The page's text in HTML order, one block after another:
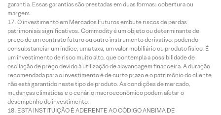
garantia. Essas garantias são prestadas em duas formas: cobertura ou
margem.
O investimento em Mercados Futuros embute riscos de perdas
patrimoniais significativos. Commodity é um objeto ou determinante de
preço de um contrato futuro ou outro instrumento derivativo, podendo
consubstanciar um índice, uma taxa, um valor mobiliário ou produto físico. É
um investimento de risco muito alto, que contempla a possibilidade de
oscilação de preço devido à utilização de alavancagem financeira. A duração
recomendada para o investimento é de curto prazo e o patrimônio do cliente
não está garantido neste tipo de produto. As condições de mercado,
mudanças climáticas e o cenário macroeconômico podem afetar o
desempenho do investimento.
ESTA INSTITUIÇÃO É ADERENTE AO CÓDIGO ANBIMA DE